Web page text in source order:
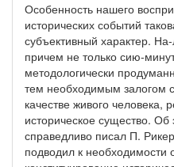
Особенность нашего
исторических событий
субъективный характер.
причем не только сию-
методологически
тем необходимым залогом
качестве живого человека,
историческое существо. Об
справедливо писал П.
подводил к необходимости